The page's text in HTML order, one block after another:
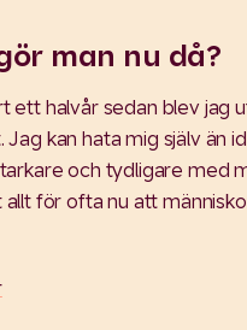
man nu då?
ett halvår sedan blev jag
Jag kan hata mig själv än
och tydligare med
allt för ofta nu att